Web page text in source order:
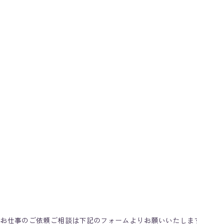
お仕事のご依頼ご相談は下記のフォームよりお願いいたしま